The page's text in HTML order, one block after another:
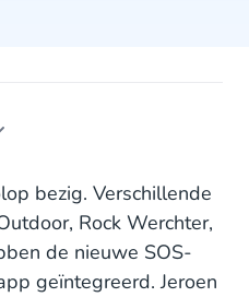
bezig. Verschillende
Rock Werchter,
de nieuwe SOS-
geïntegreerd. Jeroen